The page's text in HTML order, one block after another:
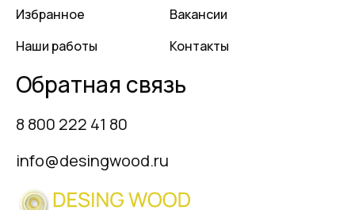
Избранное
Наши работы
Вакансии
Контакты
Обратная связь
8 800 222 41 80
info@desingwood.ru